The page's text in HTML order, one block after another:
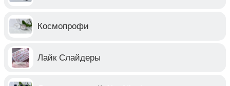
Космопрофи
Лайк Слайдеры